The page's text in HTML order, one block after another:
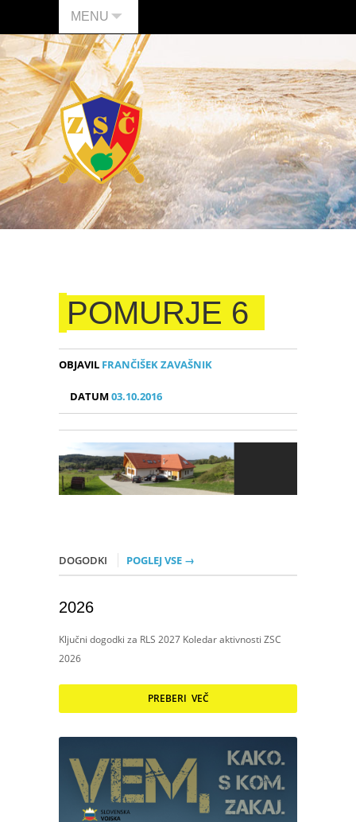
MENU
POMURJE 6
OBJAVIL FRANČIŠEK ZAVAŠNIK
DATUM03.10.2016
DOGODKI POGLEJ VSE →
2026
Ključni dogodki za RLS 2027 Koledar aktivnosti ZSC
2026
PREBERI VEČ